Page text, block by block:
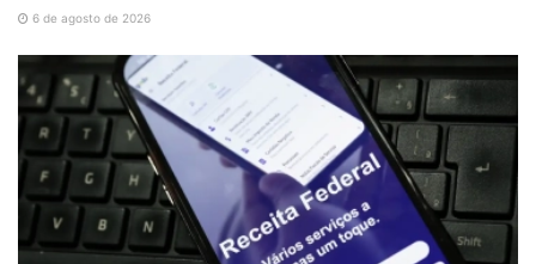
6 de agosto de 2026